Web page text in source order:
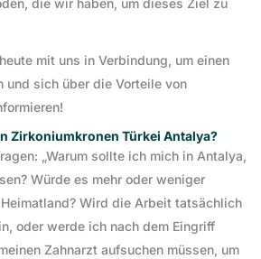
die wir haben, um dieses Ziel zu
mit uns in Verbindung, um einen
und sich über die Vorteile von
Zirkoniumkronen Türkei Antalya?
„Warum sollte ich mich in Antalya,
Würde es mehr oder weniger
Wird die Arbeit tatsächlich
oder werde ich nach dem Eingriff
Zahnarzt aufsuchen müssen, um